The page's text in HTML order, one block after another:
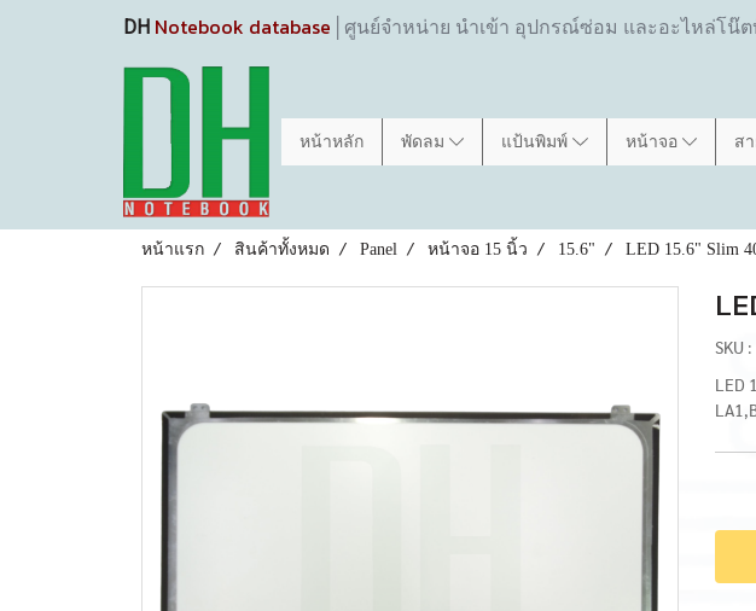
DH Notebook database │ศูนย์จำหน่าย นำเข้า อุปกรณ์ซ่อม และอะไหล่โน๊
หน้าหลัก พัดลม แป้นพิมพ์ หน้าจอ ส
หน้าแรก สินค้าทั้งหมด Panel หน้าจอ 15 นิ้ว 15.6" LED 15.6" Slim
SKU
LED